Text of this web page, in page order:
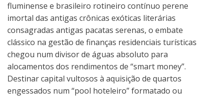
fluminense e brasileiro rotineiro contínuo perene
imortal das antigas crônicas exóticas literárias
consagradas antigas pacatas serenas, o embate
clássico na gestão de finanças residenciais turísticas
chegou num divisor de águas absoluto para
alocamentos dos rendimentos de “smart money”.
Destinar capital vultosos à aquisição de quartos
engessados num “pool hoteleiro” formatado ou